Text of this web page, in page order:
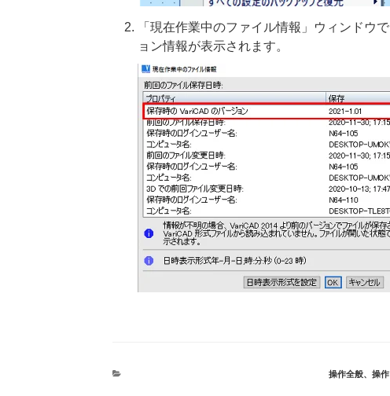
「現在作業中のファイル情報」ウィンドウ
ョン情報が表示されます。
カ
操作全般、 操